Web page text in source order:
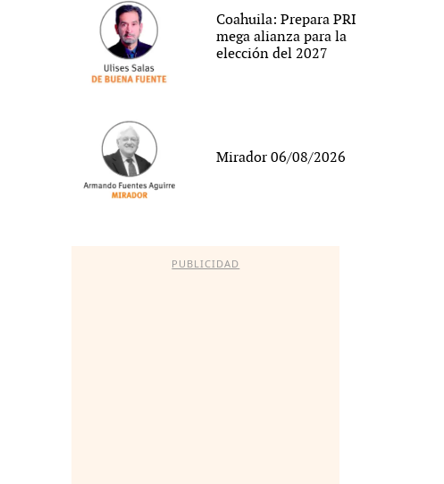
Coahuila: Prepara PRI
mega alianza para la
elección del 2027
Mirador 06/08/2026
PUBLICIDAD